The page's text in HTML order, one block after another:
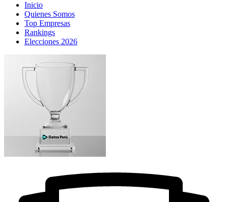
Inicio
Quienes Somos
Top Empresas
Rankings
Elecciones 2026